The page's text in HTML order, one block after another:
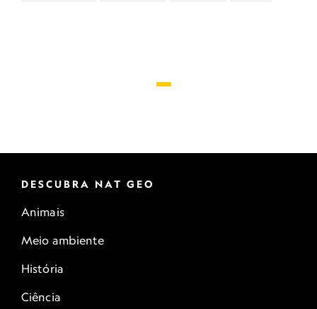
DESCUBRA NAT GEO
Animais
Meio ambiente
História
Ciência